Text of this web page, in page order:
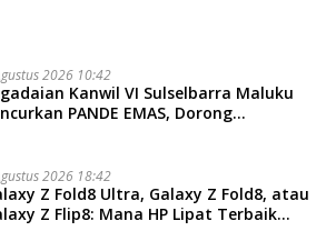
2026 10:42
Kanwil VI Sulselbarra Maluku
PANDE EMAS, Dorong
2026 18:42
Z Fold8 Ultra, Galaxy Z Fold8, atau
Z Flip8: Mana HP Lipat Terbaik